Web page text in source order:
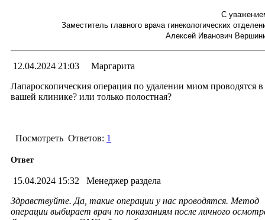
С
Заместитель главного врача гинекологических
Алексей Иванович
12.04.2024 21:03
Маргарита
Лапароскопическия операция по удалении миом проводятся в
вашей клинике? или только полостная?
Посмотреть Ответов: 1
Ответ
15.04.2024 15:32
Менеджер раздела
Здравствуйте. Да, такие операции у нас проводятся. Метод
операции выбирает врач по показаниям после личного